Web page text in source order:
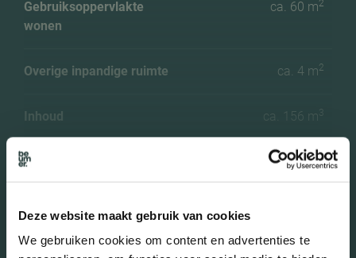
Deze website maakt gebruik van cookies
We gebruiken cookies om content en advertenties te
Gebruiksoppervlakte
wonen
ca. 60 m2
Overige inpandige ruimte ca. 4 m2
Inhoud ca. 156 m 3
Aantal slaapkamers 1
Voorzieningen Tv kabel, lift,
Meer kenmerken